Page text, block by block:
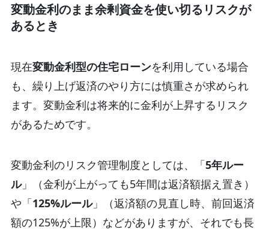
変動金利のまま余剰資金を使い切るリスクが
あるとき
現在変動金利型の住宅ローンを利用している場合
も、繰り上げ返済のやり方には慎重さが求められ
ます。変動金利は将来的に金利が上昇するリスク
があるためです。
変動金利のリスク管理制度としては、「5年ルー
ル」（金利が上がっても5年間は返済額据え置き）
や「125%ルール」（返済額の見直し時、前回返済
額の125%が上限）などがありますが、それでも長